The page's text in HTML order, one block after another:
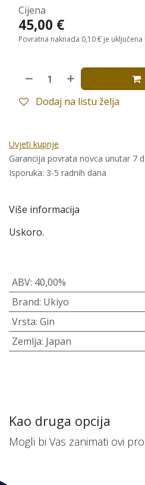
Dodaj na listu želja
Cijena
45,00 €
Povratna naknada 0,10 € je uključena
Uvjeti kupnje
Garancija povrata novca unutar 7
Isporuka: 3-5 radnih dana
Više informacija
Uskoro.
ABV: 40,00%
Brand: Ukiyo
Vrsta: Gin
Zemlja: Japan
Kao druga opcija
Mogli bi Vas zanimati ovi